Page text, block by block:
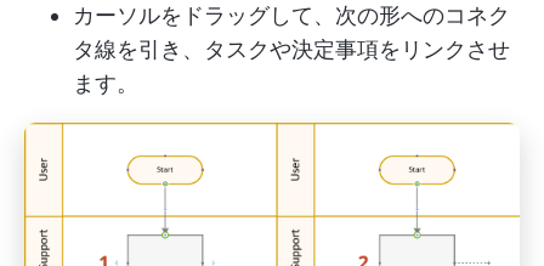
カーソルをドラッグして、次の形へのコネク
タ線を引き、タスクや決定事項をリンクさせ
ます。